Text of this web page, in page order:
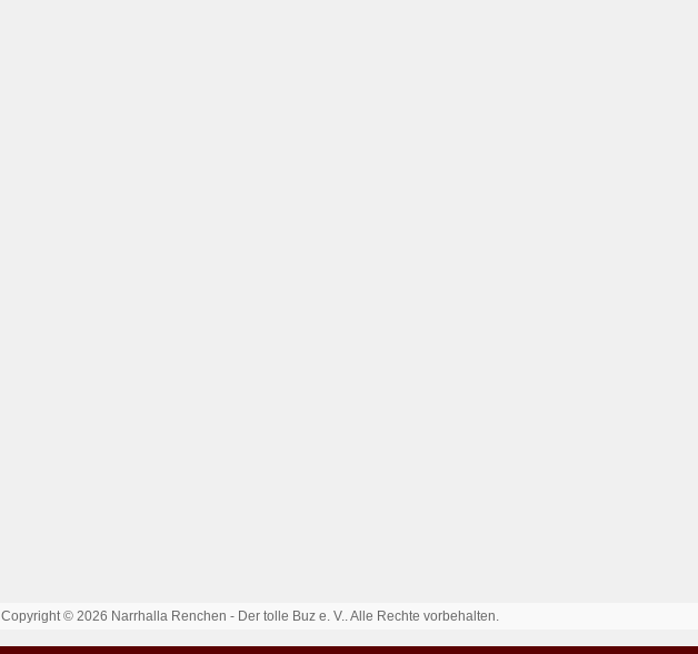
Copyright © 2026 Narrhalla Renchen - Der tolle Buz e. V.. Alle Rechte vorbehalten.